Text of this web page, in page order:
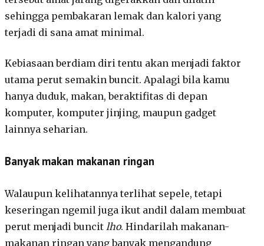
sehingga pembakaran lemak dan kalori yang
terjadi di sana amat minimal.
Kebiasaan berdiam diri tentu akan menjadi faktor
utama perut semakin buncit. Apalagi bila kamu
hanya duduk, makan, beraktifitas di depan
komputer, komputer jinjing, maupun gadget
lainnya seharian.
Banyak makan makanan ringan
Walaupun kelihatannya terlihat sepele, tetapi
keseringan ngemil juga ikut andil dalam membuat
perut menjadi buncit lho. Hindarilah makanan-
makanan ringan yang banyak mengandung